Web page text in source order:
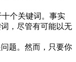
个关键词。事实
，尽管有可能以无
题。然而，只要你